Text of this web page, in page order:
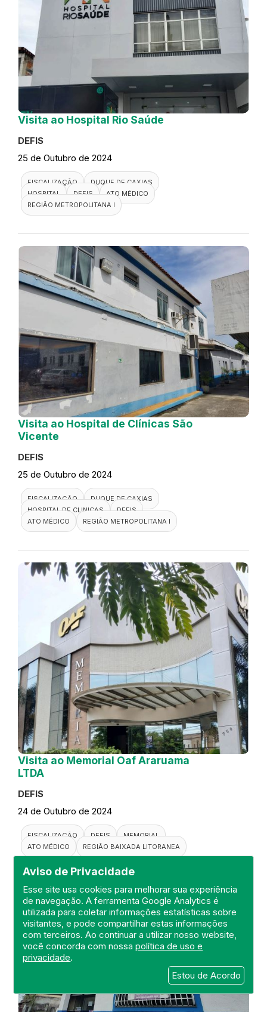
Aviso de Privacidade
Esse site usa cookies para melhorar sua experiência
de navegação. A ferramenta Google Analytics é
utilizada para coletar informações estatísticas sobre
visitantes, e pode compartilhar estas informações
com terceiros. Ao continuar a utilizar nosso website,
você concorda com nossapolítica de uso e
privacidade.
Estou de Acordo
Visita ao Hospital Rio Saúde
DEFIS
25 de Outubro de 2024
FISCALIZAÇÃO
DUQUE DE CAXIAS
HOSPITAL
DEFIS
ATO MÉDICO
REGIÃO METROPOLITANA I
Visita ao Hospital de Clínicas São
Vicente
DEFIS
25 de Outubro de 2024
FISCALIZAÇÃO
DUQUE DE CAXIAS
HOSPITAL DE CLINICAS
DEFIS
ATO MÉDICO
REGIÃO METROPOLITANA I
Visita ao Memorial Oaf Araruama
LTDA
DEFIS
24 de Outubro de 2024
FISCALIZAÇÃO DEFIS
MEMORIAL
ATO MÉDICO
REGIÃO BAIXADA LITORANEA